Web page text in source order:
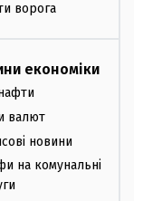
ворога
економіки
валют
новини
на комунальні